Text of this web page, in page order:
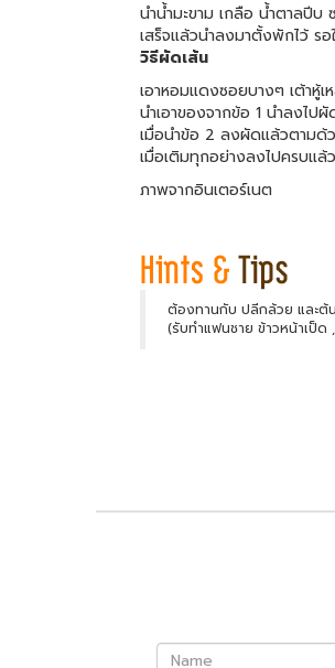
นำน้ำมะขาม เกลือ น้ำตาลปีบ
เสร็จแล้วนำลงมาตั้งพักไว้ ร
วิธีผัดเส้น
เอาหอมแดงซอยบางๆ เต้าหู้
นำเอาของจากข้อ 1 นำลงไป
เมื่อนำข้อ 2 ลงผัดแล้วตามด้
เมื่อเติมทุกอย่างลงไปครบแ
ภาพจากอินเตอร์เนต
ต้องทานกับ ปลีกล้วย และต้
(รับทำแฟนชาย ข้าวหน้าเป็
Name